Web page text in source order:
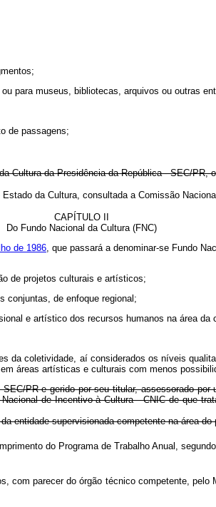
para museus, bibliotecas, arquivos ou outras
de passagens;
Cultura da Presidência da República - SEC/PR,
de Estado da Cultura, consultada a
CAPÍTULO II
Do Fundo Nacional da Cultura (FNC)
de 1986, que passará a denominar-se Fundo
de projetos culturais e artísticos;
conjuntas, de enfoque regional;
e artístico dos recursos humanos na área
da coletividade, aí considerados os níveis
áreas artísticas e culturais com menos
PR e gerido por seu titular, assessorado
de Incentivo à Cultura - CNIC de que
entidade supervisionada competente na área
do Programa de Trabalho Anual,
com parecer do órgão técnico